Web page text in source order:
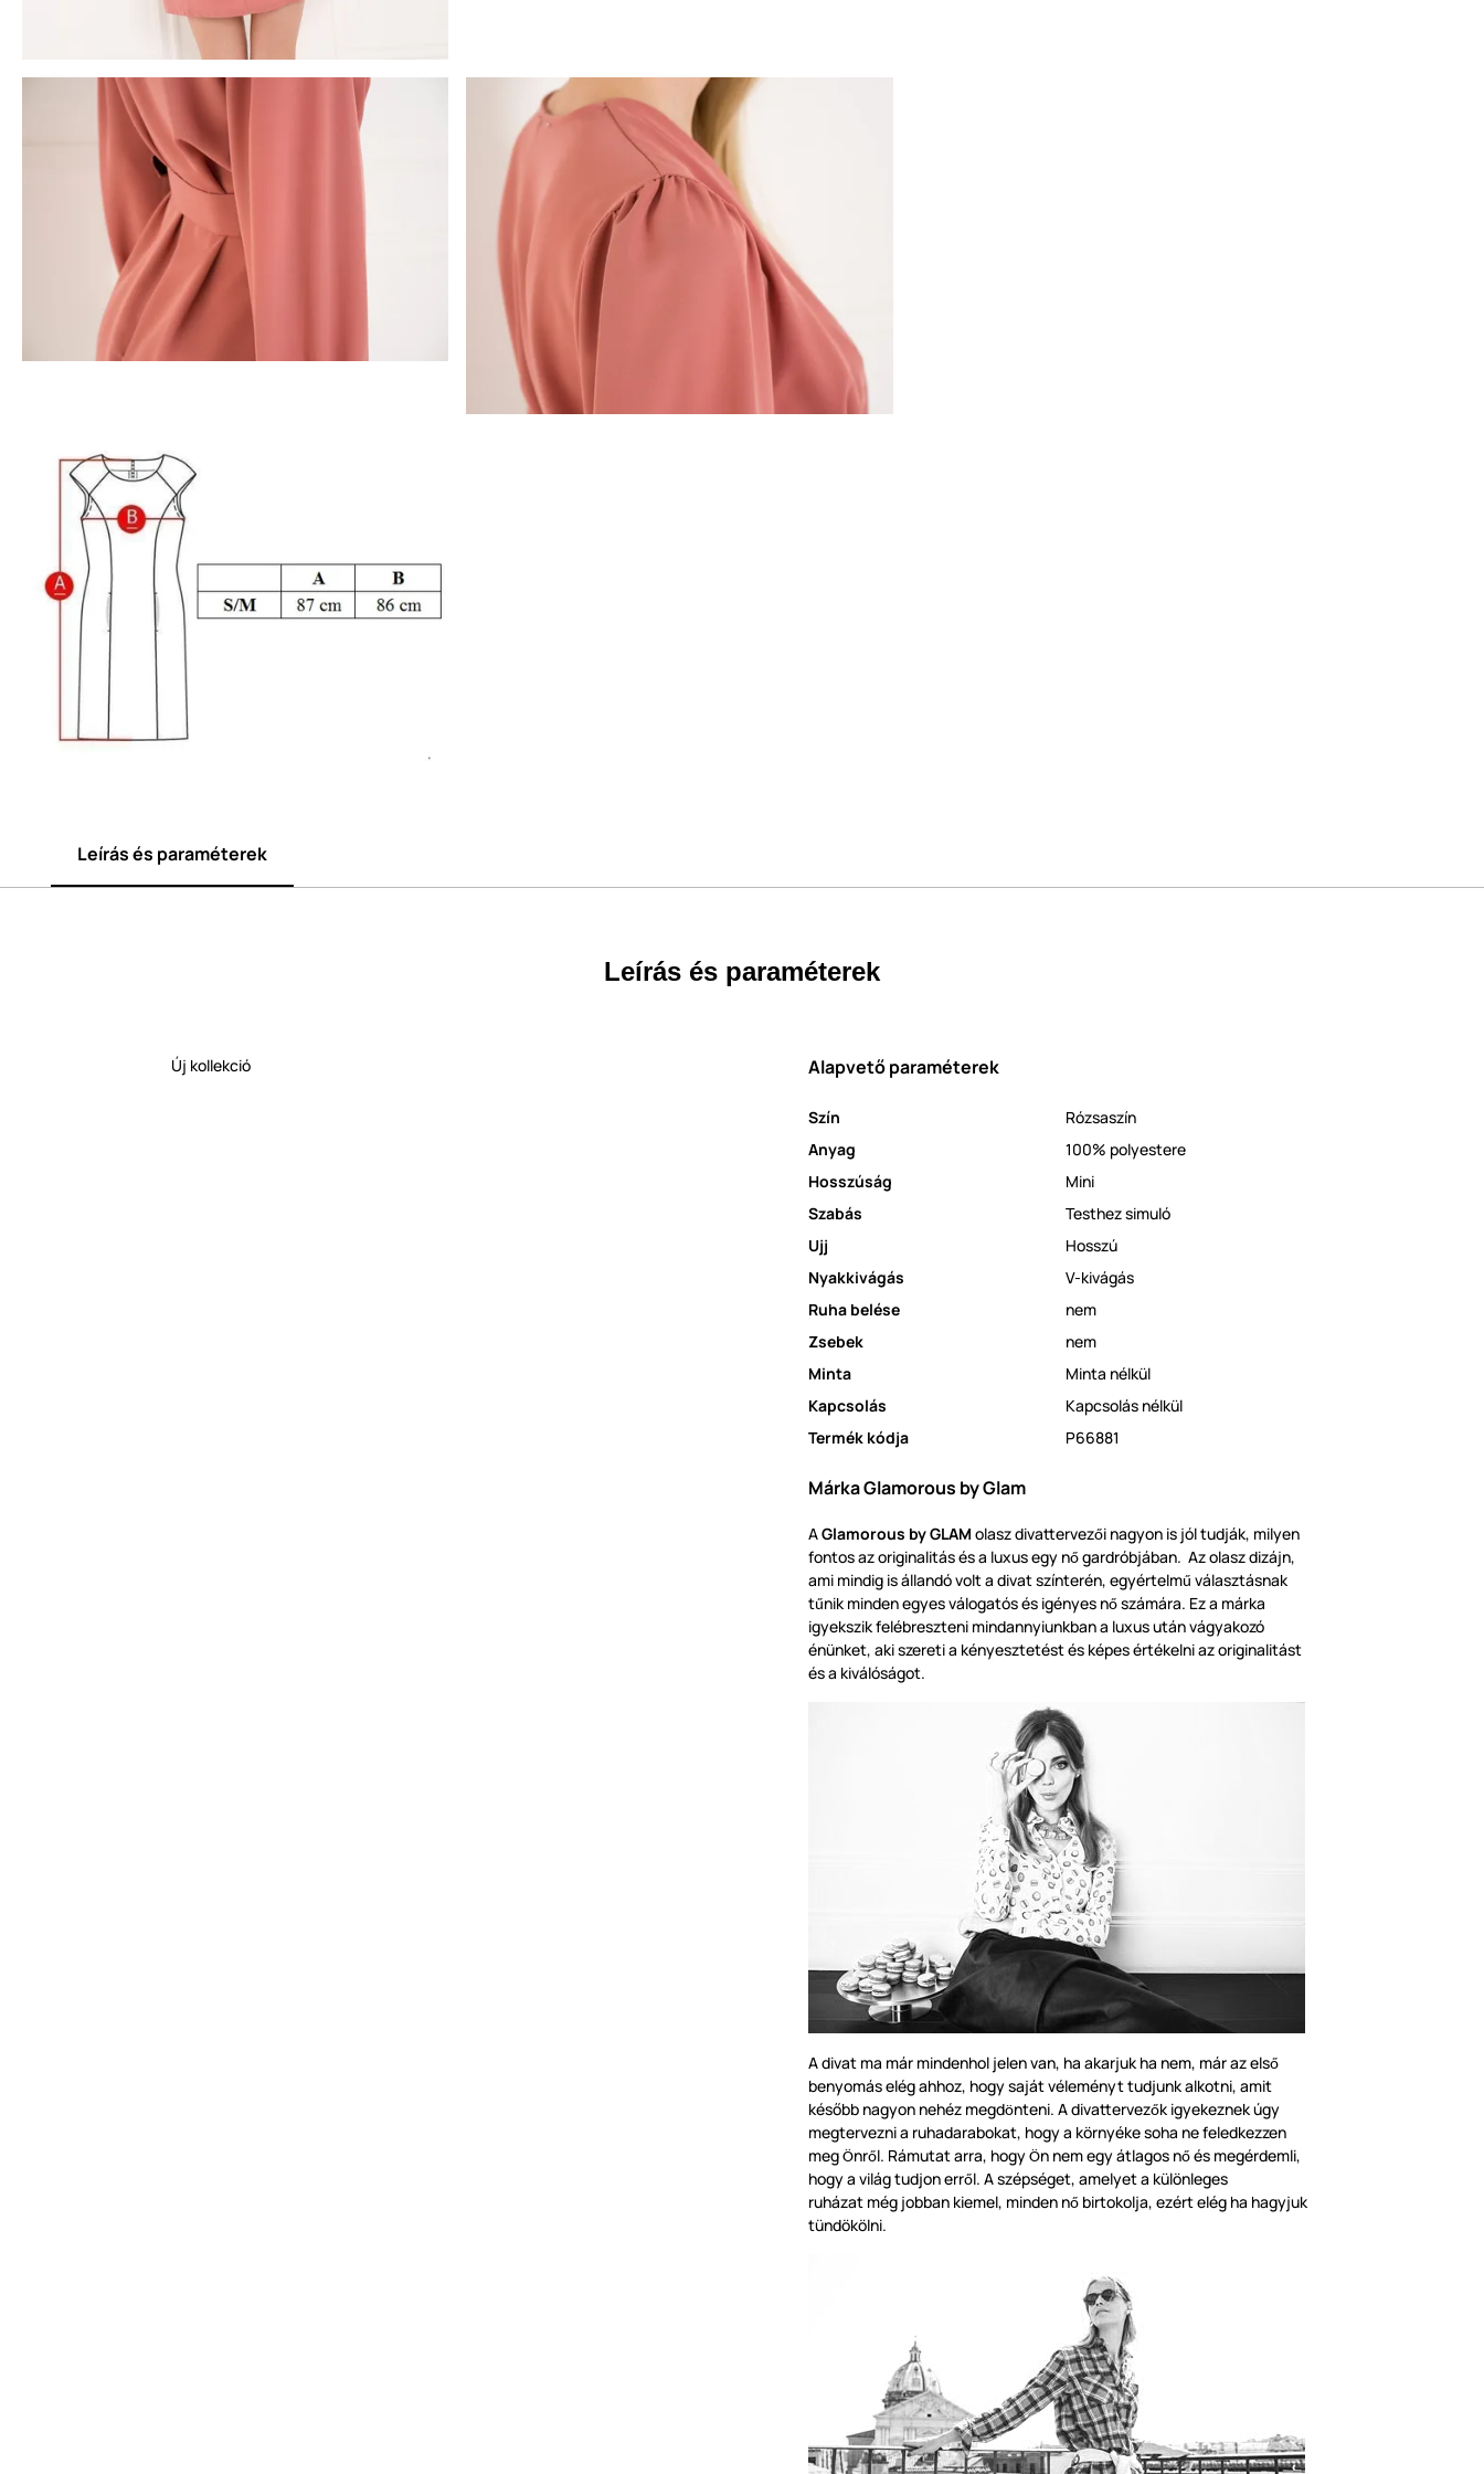
Leírás és paraméterek
Leírás és paraméterek
Új kollekció Alapvető paraméterek
Szín
Rózsaszín
Anyag
100% polyestere
Hosszúság
Mini
Szabás
Testhez simuló
Ujj
Hosszú
Nyakkivágás
V-kivágás
Ruha belése
nem
Zsebek
nem
Minta
Minta nélkül
Kapcsolás
​Kapcsolás nélkül
Termék kódja
P66881
Márka Glamorous by Glam
AGlamorous by GLAM olasz divattervezői nagyon is jól tudják, milyen
fontos az originalitás és a luxus egy nő gardróbjában. Az olasz dizájn,
ami mindig is állandó volt a divat színterén, egyértelmű választásnak
tűnik minden egyes válogatós és igényes nő számára. Ez a márka
igyekszik felébreszteni mindannyiunkban a luxus után vágyakozó
énünket, aki szereti a kényesztetést és képes értékelni az originalitást
és a kiválóságot.
A divat ma már mindenhol jelen van, ha akarjuk ha nem, már az első
benyomás elég ahhoz, hogy saját véleményt tudjunk alkotni, amit
később nagyon nehéz megdönteni. A divattervezők igyekeznek úgy
megtervezni a ruhadarabokat, hogy a környéke soha ne feledkezzen
meg Önről. Rámutat arra, hogy Ön nem egy átlagos nő és megérdemli,
hogy a világ tudjon erről. A szépséget, amelyet a különleges
ruházat még jobban kiemel, minden nő birtokolja, ezért elég ha hagyjuk
tündökölni.